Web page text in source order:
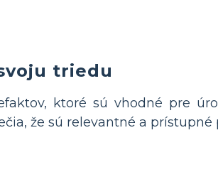
triedu
ktoré sú vhodné pre
že sú relevantné a prístupné